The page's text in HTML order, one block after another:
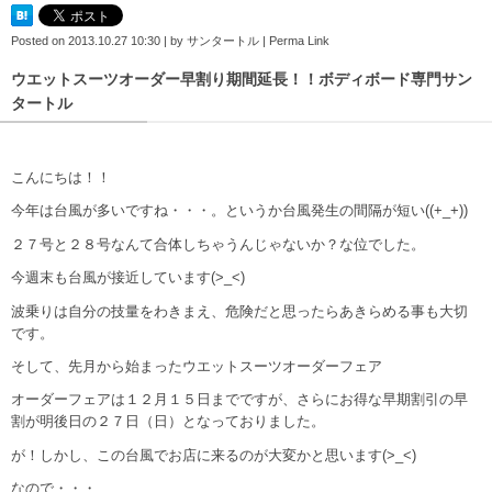
Posted on 2013.10.27 10:30 | by サンタートル | Perma Link
ウエットスーツオーダー早割り期間延長！！ボディボード専門サン
タートル
こんにちは！！
今年は台風が多いですね・・・。というか台風発生の間隔が短い((+_+))
２７号と２８号なんて合体しちゃうんじゃないか？な位でした。
今週末も台風が接近しています(>_<)
波乗りは自分の技量をわきまえ、危険だと思ったらあきらめる事も大切
です。
そして、先月から始まったウエットスーツオーダーフェア
オーダーフェアは１２月１５日までですが、さらにお得な早期割引の早
割が明後日の２７日（日）となっておりました。
が！しかし、この台風でお店に来るのが大変かと思います(>_<)
なので・・・